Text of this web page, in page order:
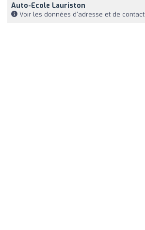
Auto-Ecole Lauriston
Voir les données d'adresse et de contact